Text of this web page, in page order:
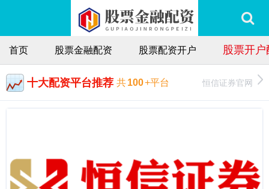
首页 股票金融配资 股票配资开户 股票开
十大配资平台推荐 共100+平台 恒信证券官网